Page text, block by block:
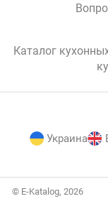
Каталог
Украина
© E-Katalog, 2026